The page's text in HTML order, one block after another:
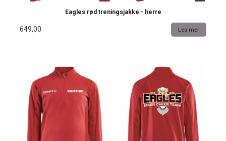
Eagles rød treningsjakke - herre
649,00 Les mer